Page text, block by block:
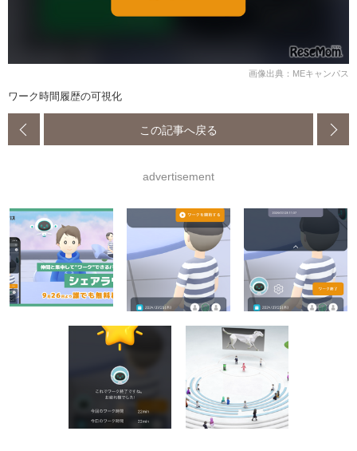
画像出典：MEキャンパス
ワーク時間履歴の可視化
この記事へ戻る
advertisement